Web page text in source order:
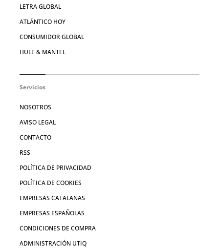
LETRA GLOBAL
ATLÁNTICO HOY
CONSUMIDOR GLOBAL
HULE & MANTEL
Servicios
NOSOTROS
AVISO LEGAL
CONTACTO
RSS
POLÍTICA DE PRIVACIDAD
POLÍTICA DE COOKIES
EMPRESAS CATALANAS
EMPRESAS ESPAÑOLAS
CONDICIONES DE COMPRA
ADMINISTRACIÓN UTIQ